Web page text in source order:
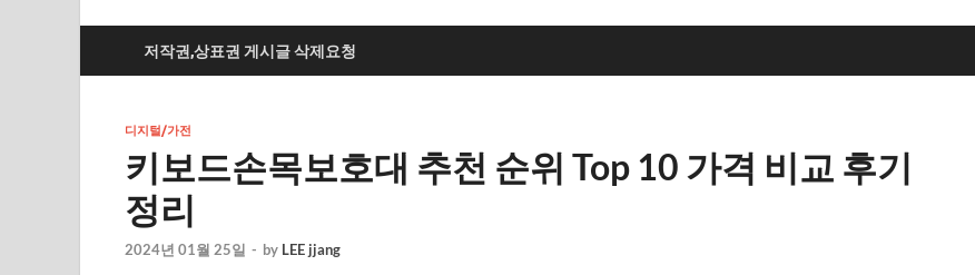
저작권,상표권 게시글 삭제요청
디지털/가전
키보드손목보호대 추천 순위 Top 10 가격 비교 후기
정리
2024년 01월 25일 - by LEE jjang